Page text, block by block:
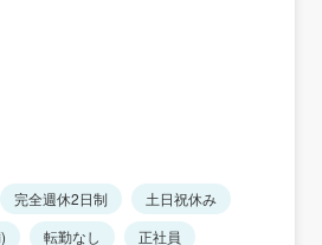
完全週休2日制
土日祝休み
転勤なし
正社員